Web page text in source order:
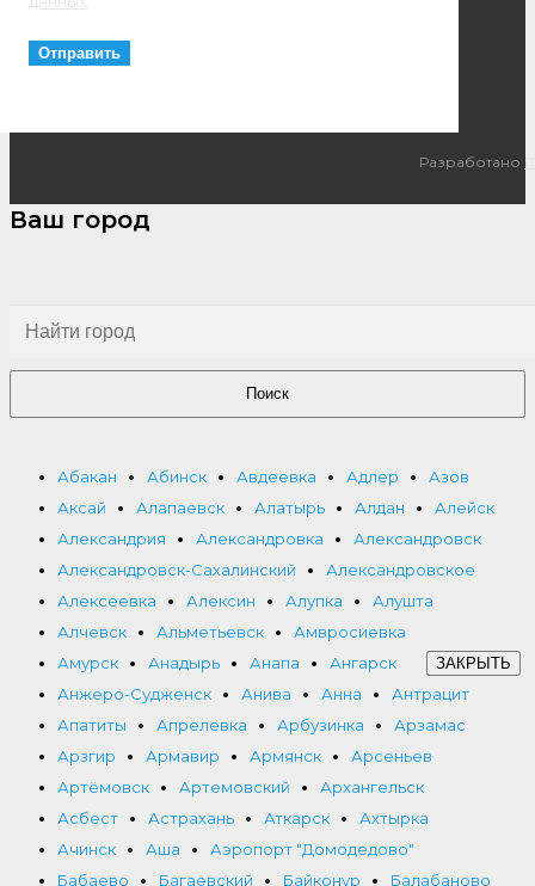
Разработано
Ваш город
Поиск
Абакан Абинск Авдеевка Адлер
Азов
Аксай
Алапаевск Алатырь Алдан
Алейск
Александрия
Александровка
Александровск
Александровск-Сахалинский
Александровское
Алексеевка
Алексин Алупка
Алушта
Алчевск
Альметьевск
Амвросиевка
Амурск
Анадырь Анапа
Ангарск
Анжеро-Судженск
Анива Анна
Антрацит
Апатиты
Апрелевка Арбузинка
Арзамас
Арзгир
Армавир Армянск
Арсеньев
Артёмовск
Артемовский
Архангельск
Асбест
Астрахань Аткарск
Ахтырка
Ачинск
Аша
Аэропорт "Домодедово"
Бабаево
Багаевский Байконур
Балабаново
ЗАКРЫТЬ